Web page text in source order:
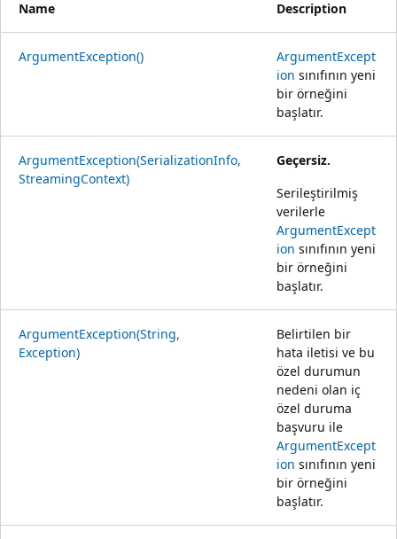
Name Description
ArgumentException()
ArgumentExcept
ion sınıfının yeni
bir örneğini
başlatır.
ArgumentException(SerializationInfo,
StreamingContext)
Geçersiz.
Serileştirilmiş
verilerle
ArgumentExcept
ion sınıfının yeni
bir örneğini
başlatır.
ArgumentException(String,
Exception)
Belirtilen bir
hata iletisi ve bu
özel durumun
nedeni olan iç
özel duruma
başvuru ile
ArgumentExcept
ion sınıfının yeni
bir örneğini
başlatır.